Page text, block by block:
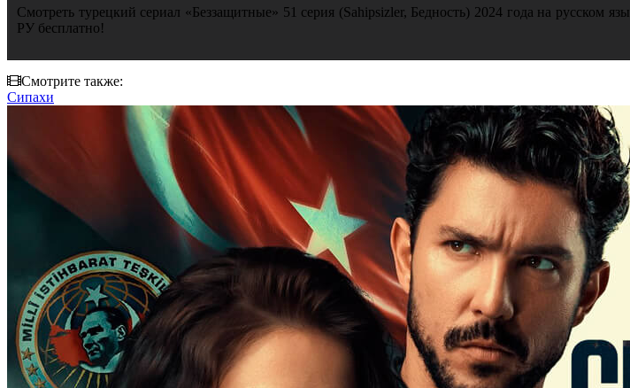
Смотреть турецкий сериал «Беззащитные» 51 серия (Sahipsizler, Бедность) 2024 года на
РУ бесплатно!
Смотрите также:
Сипахи